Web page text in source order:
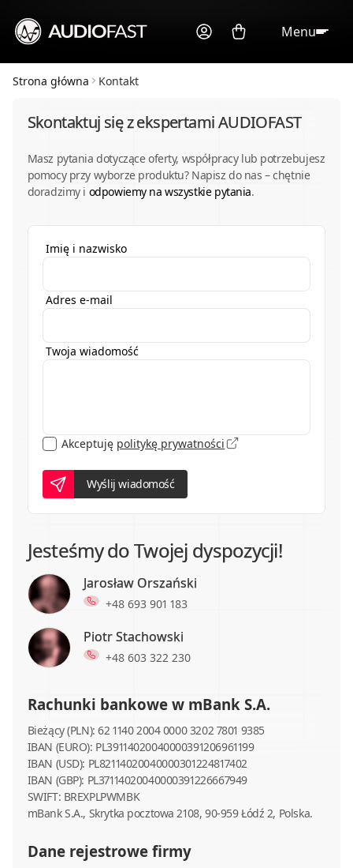
Menu
Strona główna Kontakt
Skontaktuj się z ekspertami AUDIOFAST
Masz pytania dotyczące oferty, współpracy lub potrzebujesz
pomocy przy wyborze produktu? Napisz do nas – chętnie
doradzimy i odpowiemy na wszystkie pytania.
Jesteśmy do Twojej dyspozycji!
Jarosław Orszański
+48 693 901 183
Piotr Stachowski
+48 603 322 230
Rachunki bankowe w mBank S.A.
Bieżący (PLN): 62 1140 2004 0000 3202 7801 9385
IBAN (EURO): PL39114020040000391206961199
IBAN (USD): PL82114020040000301224817402
IBAN (GBP): PL37114020040000391226667949
SWIFT: BREXPLPWMBK
mBank S.A., Skrytka pocztowa 2108, 90-959 Łódź 2, Polska.
Dane rejestrowe firmy
Imię i nazwisko
Adres e-mail
Twoja wiadomość
Akceptuję politykę prywatności
Wyślij wiadomość